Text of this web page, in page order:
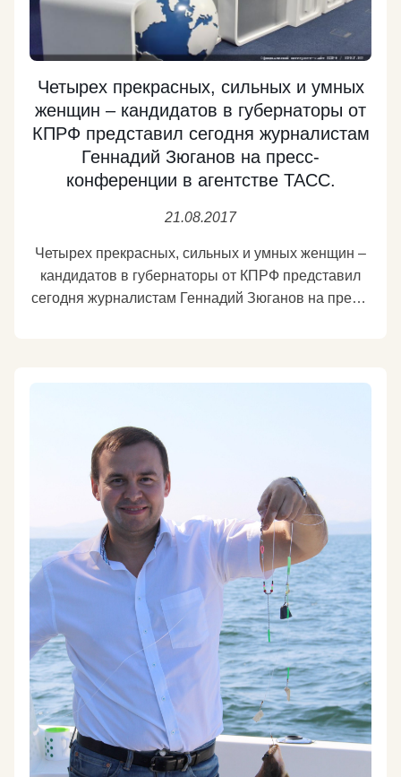
избирателей, немало народу пришло. Саранск -
красивый город, похорошел с моего последнего
приезда сюда. Строится стадион ЧМ-2018, город
готовится к приему гостей. Завтра работаем в
Пензе. Подробнее
Четырех прекрасных, сильных и умных
женщин – кандидатов в губернаторы от
КПРФ представил сегодня журналистам
Геннадий Зюганов на пресс-
конференции в агентстве ТАСС.
21.08.2017
Четырех прекрасных, сильных и умных женщин –
кандидатов в губернаторы от КПРФ представил
сегодня журналистам Геннадий Зюганов на пресс-
Законодательной Думе Томской области Наталья
Думы Ольга Ефимова и пермский адвокат,
кандидат в члены ЦК КПРФ Ирина Филатова.
«Женщины острее чувствуют обстановку, они
обеспокоены состоянием семьи, школы,
здравоохранения, образования. Они у нас имеют
огромный опыт», – отметил лидер КПРФ. Наши
кандидаты идут на выборы с отличным
программным оснащением. На пресс-
конференции мы рассказали журналистам о
программе КПРФ «Десять шагов к достойной
жизни» и региональных антикризисных
предложениях партии.
https://kprf.ru/activity/elections/167997.html
Подробнее